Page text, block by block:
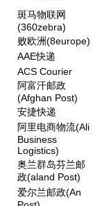
斑马物联网
(360zebra)
败欧洲(8europe)
AAE快递
ACS Courier
阿富汗邮政
(Afghan Post)
安捷快递
阿里电商物流(Ali
Business
Logistics)
奥兰群岛芬兰邮
政(aland Post)
爱尔兰邮政(An